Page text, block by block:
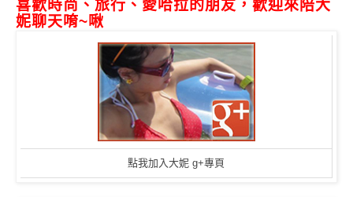
喜歡時尚、旅行、愛哈拉的朋友，歡迎來陪大
妮聊天唷~啾
點我加入大妮 g+專頁